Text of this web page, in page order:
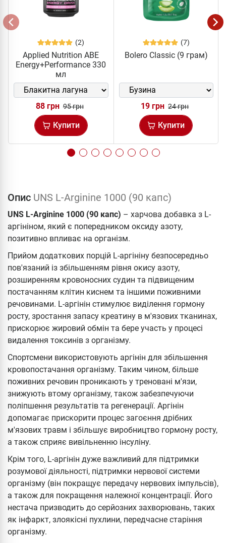
(2)
Applied Nutrition ABE
Energy+Performance 330
мл
88 грн 95 грн
Купити
(7)
Bolero Classic (9 грам)
19 грн 24 грн
Купити
Опис UNS L-Arginine 1000 (90 капс)
UNS L-Arginine 1000 (90 капс) – харчова добавка з L-
аргініном, який є попередником оксиду азоту,
позитивно впливає на організм.
Прийом додаткових порцій L-аргініну безпосередньо
пов'язаний із збільшенням рівня окису азоту,
розширенням кровоносних судин та підвищеним
постачанням клітин киснем та іншими поживними
речовинами. L-аргінін стимулює виділення гормону
росту, зростання запасу креатину в м'язових тканинах,
прискорює жировий обмін та бере участь у процесі
видалення токсинів з організму.
Спортсмени використовують аргінін для збільшення
кровопостачання організму. Таким чином, більше
поживних речовин проникають у треновані м'язи,
знижують втому організму, також забезпечуючи
поліпшення результатів та регенерації. Аргінін
допомагає прискорити процес загоєння дрібних
м'язових травм і збільшує виробництво гормону росту,
а також сприяє вивільненню інсуліну.
Крім того, L-аргінін дуже важливий для підтримки
розумової діяльності, підтримки нервової системи
організму (він покращує передачу нервових імпульсів),
а також для покращення належної концентрації. Його
нестача призводить до серйозних захворювань, таких
як інфаркт, злоякісні пухлини, передчасне старіння
організму.